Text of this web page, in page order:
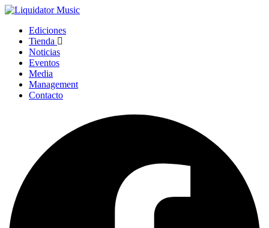
Ediciones
Tienda
Noticias
Eventos
Media
Management
Contacto